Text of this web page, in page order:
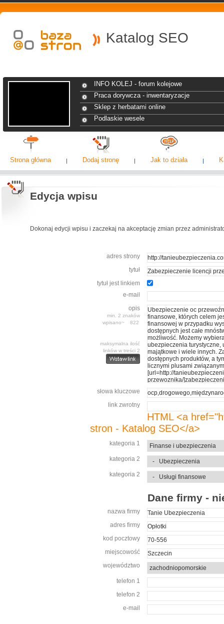
Katalog SEO
INFO KOLEJ - forum kolejowe
Praca dorywcza - inwentaryzacje
Sklep z herbatami online
Podlaskie wesele
Strona główna Dodaj stronę Jak to działa
Edycja wpisu
Dokonaj edycji wpisu i zaczekaj na akceptację zmian przez
adres strony
tytuł
tytuł jest linkiem
e-mail
opis
min. 2 znaków
wpisano~
maksymalna ilość
linków w treści 2
słowa kluczowe
link zwrotny
HTML <a
stron - Katalog SEO</a>
kategoria 1
kategoria 2
kategoria 2
Dane firmy -
nazwa firmy
adres firmy
kod pocztowy
miejscowość
województwo
telefon 1
telefon 2
e-mail